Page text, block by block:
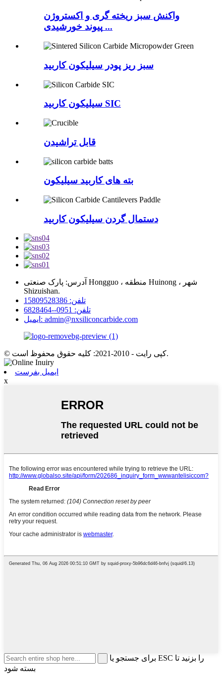
واکنش سبز ریخته گری و اکستروژن
پیوند خورشیدی ...
سبز ریز پودر سیلیکون کاربید
سیلیکون کاربید SIC
قابل تراشیدن
بته های کاربید سیلیکون
دستمال گردن سیلیکون کاربید
آدرس: پارک صنعتی Hongguo ، منطقه Huinong ، شهر
Shizuishan.
تلفن: 15809528386
تلفن: 0951--6828464
ایمیل: admin@nxsiliconcarbide.com
© کپی رایت - 2010-2021: کلیه حقوق محفوظ است.
ایمیل بفرست
x
برای جستجو یا ESC را بزنید تا
بسته شود